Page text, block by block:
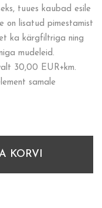
tuues kaubad esile
on lisatud pimestamist
ka kärgfiltriga ning
mudeleid.
30,00 EUR+km.
samale
KORVI